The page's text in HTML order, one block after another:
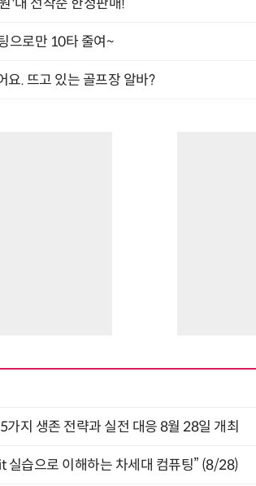
'대 선착순 한정판매!
으로만 10타 줄여~
. 뜨고 있는 골프장 알바?
지 생존 전략과 실전 대응 8월 28일 개최
실습으로 이해하는 차세대 컴퓨팅” (8/28)